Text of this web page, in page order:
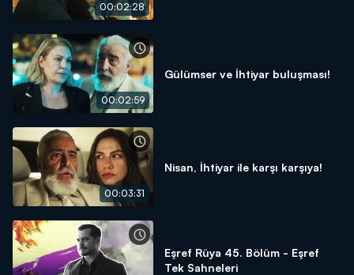
00:02:28
00:02:59
Gülümser ve İhtiyar buluşması!
00:03:31
Nisan, İhtiyar ile karşı karşıya!
Eşref Rüya 45. Bölüm - Eşref
Tek Sahneleri